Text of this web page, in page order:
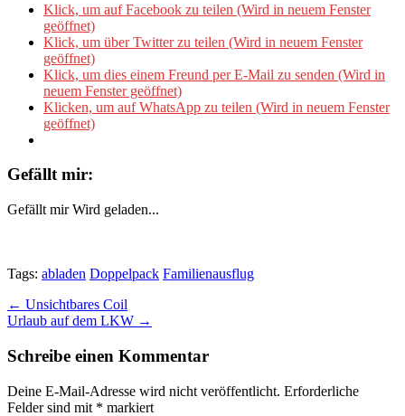
Klick, um auf Facebook zu teilen (Wird in neuem Fenster
geöffnet)
Klick, um über Twitter zu teilen (Wird in neuem Fenster
geöffnet)
Klick, um dies einem Freund per E-Mail zu senden (Wird in
neuem Fenster geöffnet)
Klicken, um auf WhatsApp zu teilen (Wird in neuem Fenster
geöffnet)
Gefällt mir:
Gefällt mir Wird geladen...
Tags: abladen Doppelpack Familienausflug
Post
navigation
← Unsichtbares Coil
Urlaub auf dem LKW →
Schreibe einen Kommentar
Deine E-Mail-Adresse wird nicht veröffentlicht. Erforderliche
Felder sind mit * markiert